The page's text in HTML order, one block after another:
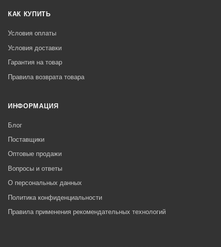
КАК КУПИТЬ
Условия оплаты
Условия доставки
Гарантия на товар
Правила возврата товара
ИНФОРМАЦИЯ
Блог
Поставщики
Оптовые продажи
Вопросы и ответы
О персональных данных
Политика конфиденциальности
Правила применения рекомендательных технологий